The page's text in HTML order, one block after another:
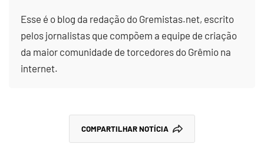
Esse é o blog da redação do Gremistas.net, escrito
pelos jornalistas que compõem a equipe de criação
da maior comunidade de torcedores do Grêmio na
internet.
COMPARTILHAR NOTÍCIA